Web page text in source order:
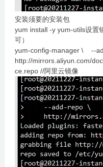
安装须要的安装包
yum install -y yum-utils设置
可）
yum-config-manager \ --
http://mirrors.aliyun.com/
ce.repo //阿里云镜像